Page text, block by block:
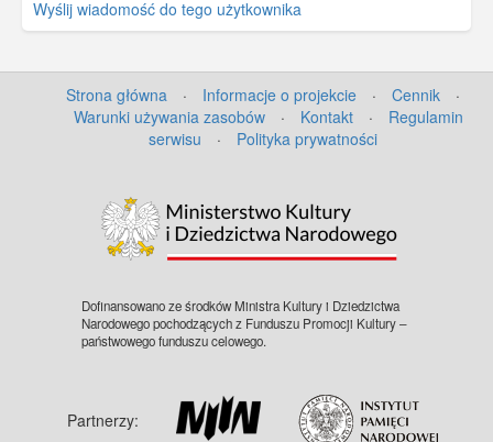
Wyślij wiadomość do tego użytkownika
Strona główna · Informacje o projekcie · Cennik
·
Warunki używania zasobów
· Kontakt ·
Regulamin
serwisu
· Polityka prywatności
Dofinansowano ze środków Ministra Kultury i Dziedzictwa
Narodowego pochodzących z Funduszu Promocji Kultury –
państwowego funduszu celowego.
Partnerzy: